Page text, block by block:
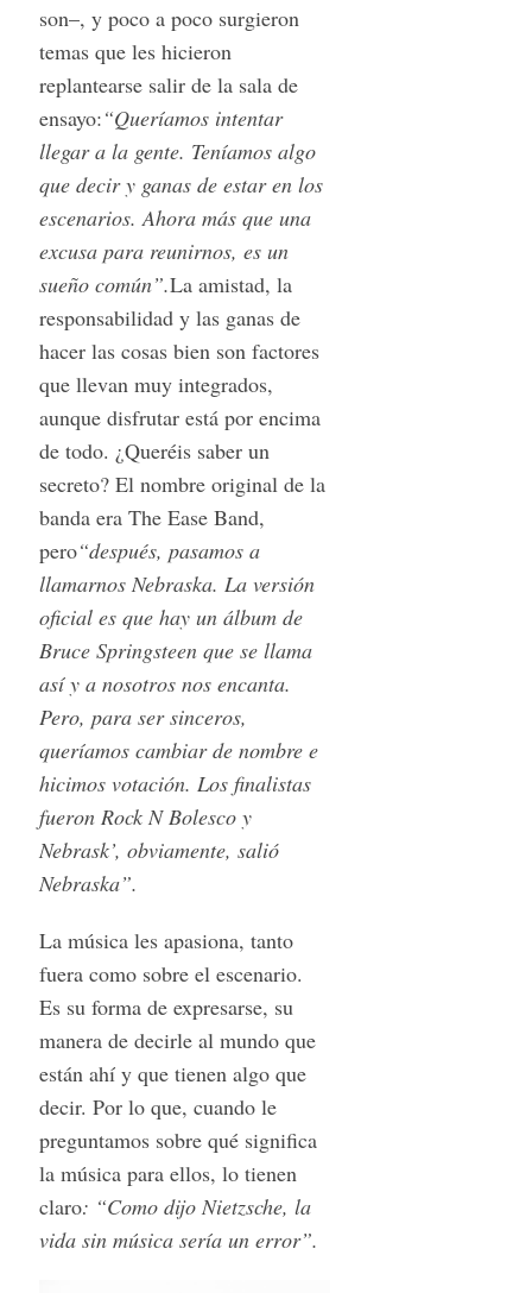
son–, y poco a poco surgieron
temas que les hicieron
replantearse salir de la sala de
ensayo:“Queríamos intentar
llegar a la gente. Teníamos algo
que decir y ganas de estar en los
escenarios. Ahora más que una
excusa para reunirnos, es un
sueño común”.La amistad, la
responsabilidad y las ganas de
hacer las cosas bien son factores
que llevan muy integrados,
aunque disfrutar está por encima
de todo. ¿Queréis saber un
secreto? El nombre original de la
banda era The Ease Band,
pero“después, pasamos a
llamarnos Nebraska. La versión
oficial es que hay un álbum de
Bruce Springsteen que se llama
así y a nosotros nos encanta.
Pero, para ser sinceros,
queríamos cambiar de nombre e
hicimos votación. Los finalistas
fueron Rock N Bolesco y
Nebrask’, obviamente, salió
Nebraska”.
La música les apasiona, tanto
fuera como sobre el escenario.
Es su forma de expresarse, su
manera de decirle al mundo que
están ahí y que tienen algo que
decir. Por lo que, cuando le
preguntamos sobre qué significa
la música para ellos, lo tienen
claro: “Como dijo Nietzsche, la
vida sin música sería un error”.
S
r
c
h
f
r
: